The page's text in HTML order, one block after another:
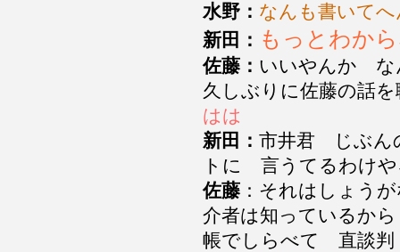
水野： なんも書いて
新田： もっとわか
佐藤： いいやんか
久しぶりに佐藤の話
はは
新田： 市井君 じぶ
トに 言うてるわけ
佐藤 ：それはしょう
介者は知っているか
帳でしらべて 直談